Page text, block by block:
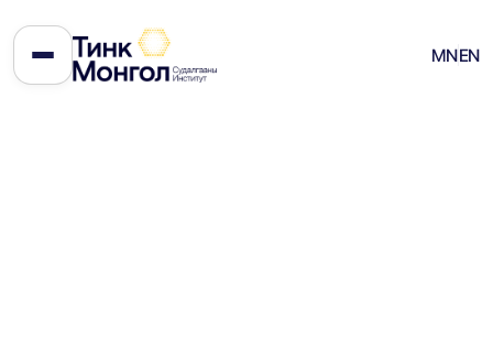
MNEN
Ирээдүйн сэрэмжлүүлэг: Түүхий
эдийн мөчлөгөөс давсан